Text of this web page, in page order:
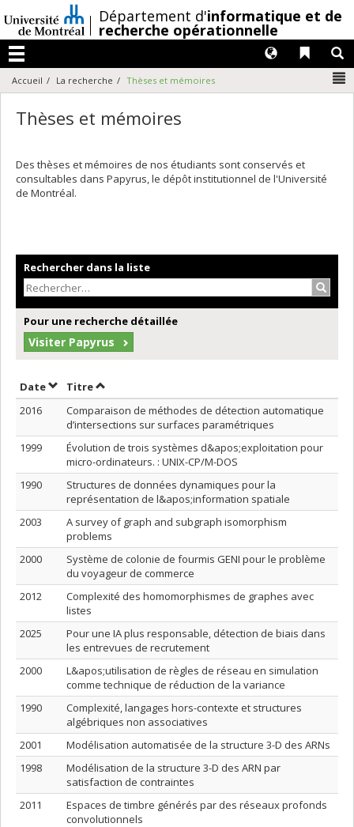
au
contenu
/Département d'informatique et de
recherche opérationnelle
Menu
Liens
Langues
Accueil La recherche Thèses et mémoires
Thèses et mémoires
Des thèses et mémoires de nos étudiants sont conservés et
consultables dans Papyrus, le dépôt institutionnel de l'Université
de Montréal.
Rechercher dans la liste
Pour une recherche détaillée
Visiter Papyrus
DateTrier par date en ordre croissant
TitreTrier par titre en ordre croissant
2016
Comparaison de méthodes de détection automatique
d’intersections sur surfaces paramétriques
1999
Évolution de trois systèmes d&apos;exploitation pour
micro-ordinateurs. : UNIX-CP/M-DOS
1990
Structures de données dynamiques pour la
représentation de l&apos;information spatiale
2003
A survey of graph and subgraph isomorphism
problems
2000
Système de colonie de fourmis GENI pour le problème
du voyageur de commerce
2012
Complexité des homomorphismes de graphes avec
listes
2025
Pour une IA plus responsable, détection de biais dans
les entrevues de recrutement
2000
L&apos;utilisation de règles de réseau en simulation
comme technique de réduction de la variance
1990
Complexité, langages hors-contexte et structures
algébriques non associatives
2001
Modélisation automatisée de la structure 3-D des ARNs
1998
Modélisation de la structure 3-D des ARN par
satisfaction de contraintes
2011
Espaces de timbre générés par des réseaux profonds
convolutionnels